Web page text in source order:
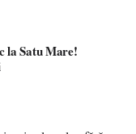
la Satu Mare!